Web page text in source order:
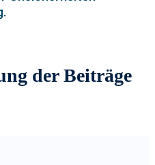
der Beiträge